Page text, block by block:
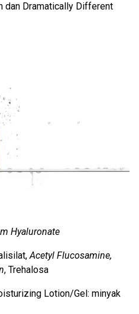
dan Dramatically Different
Hyaluronate
Acetyl Flucosamine,
, Trehalosa
Lotion/Gel: minyak